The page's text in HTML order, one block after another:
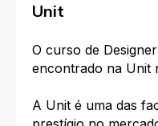
Unit
O curso de
encontrado na Unit
A Unit é uma das